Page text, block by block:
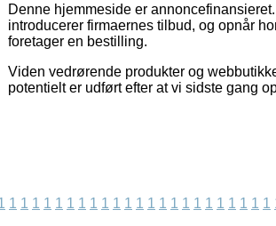
Denne hjemmeside er
introducerer firmaernes tilbud, og opnår
foretager en bestilling.
Viden vedrørende produkter og
potentielt er udført efter at vi sidste gang
1 1 1 1 1 1 1 1 1 1 1 1 1 1 1 1 1 1 1 1 1 1 1